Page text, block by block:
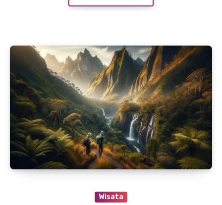
jelajahi Pegunungan Flores untuk pengalaman
Wisata